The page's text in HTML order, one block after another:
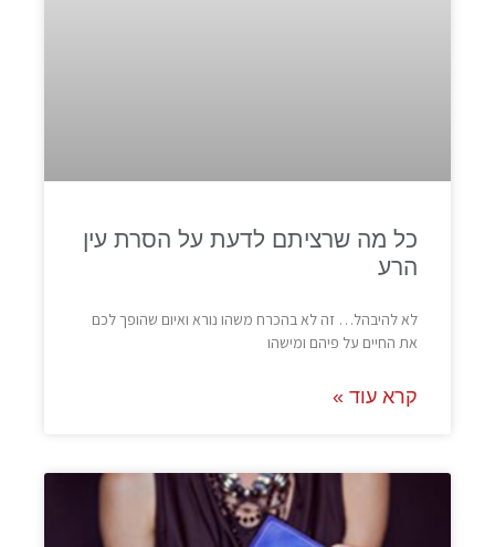
כל מה שרציתם לדעת על הסרת עין
הרע
לא להיבהל… זה לא בהכרח משהו נורא ואיום שהופך לכם
את החיים על פיהם ומישהו
קרא עוד »